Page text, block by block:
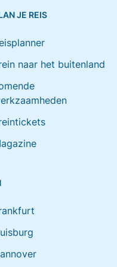
JE REIS
naar het buitenland